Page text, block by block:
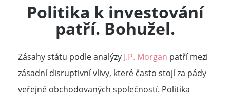
Politika k investování
patří. Bohužel.
Zásahy státu podle analýzy J.P. Morgan patří mezi
zásadní disruptivní vlivy, které často stojí za pády
veřejně obchodovaných společností. Politika